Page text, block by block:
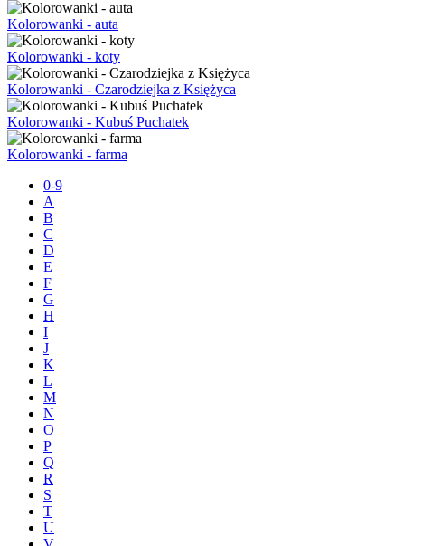
Kolorowanki - auta
Kolorowanki - koty
Kolorowanki - Czarodziejka z Księżyca
Kolorowanki - Kubuś Puchatek
Kolorowanki - farma
0-9
A
B
C
D
E
F
G
H
I
J
K
L
M
N
O
P
Q
R
S
T
U